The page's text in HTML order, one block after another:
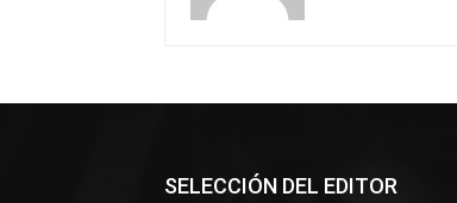
SELECCIÓN DEL EDITOR